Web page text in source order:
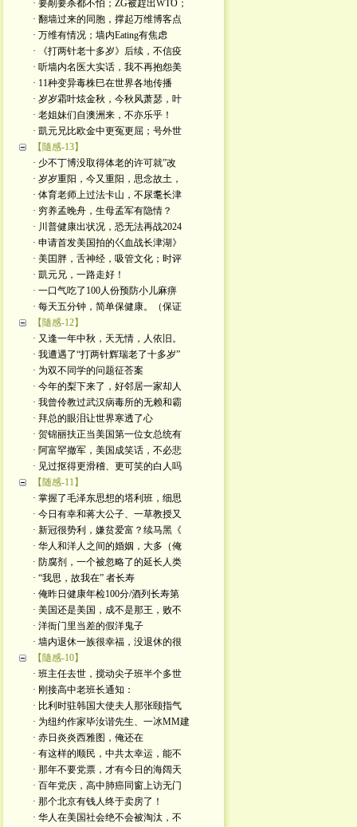
· 要剮要杀都不怕；ZG被趕出WTO；
· 翻墙过来的同胞，撑起万维博客点
· 万维有情况；墙内Eating有焦虑
· 《打两针老十多岁》后续，不信疫
· 听墙内名医大实话，我不再抱怨美
· 11种变异毒株巳在世界各地传播
· 岁岁霜叶炫金秋，今秋风萧瑟，叶
· 老姐妹们自澳洲来，不亦乐乎！
· 凱元兄比欧金中更冤更屈；号外世
【隨感-13】
· 少不丁博没取得体老的许可就”改
· 岁岁重阳，今又重阳，思念故土，
· 体育老师上过法卡山，不尿耄长津
· 穷养孟晚舟，生母孟军有隐情？
· 川普健康出状况，恐无法再战2024
· 申请首发美国拍的巜血战长津湖》
· 美囯胖，舌神经，吸管文化；时评
· 凱元兄，一路走好！
· 一口气吃了100人份预防小儿麻痹
· 每天五分钟，简单保健康。（保证
【隨感-12】
· 又逢一年中秋，天无情，人依旧。
· 我遭遇了“打两针辉瑞老了十多岁”
· 为双不同学的问题征荅案
· 今年的梨下来了，好邻居一家却人
· 我曾伶教过武汉病毒所的无赖和霸
· 拜总的眼泪让世界寒透了心
· 贺锦丽扶正当美国第一位女总统有
· 阿富罕撤军，美国成笑话，不必悲
· 见过抠得更滑稽、更可笑的白人吗
【随感-11】
· 掌握了毛泽东思想的塔利班，细思
· 今日有幸和蒋大公子、一草教授又
· 新冠很势利，嫌贫爱富？续马黑《
· 华人和洋人之间的婚姻，大多（俺
· 防腐剂，一个被忽略了的延长人类
· “我思，故我在” 者长寿
· 俺昨日健康年检100分/酒列长寿第
· 美国还是美国，成不是那王，败不
· 洋衙门里当差的假洋鬼子
· 墙内退休一族很幸福，没退休的很
【隨感-10】
· 班主任去世，搅动尖子班半个多世
· 刚接高中老班长通知：
· 比利时驻韩国大使夫人那张颐指气
· 为纽约作家毕汝谐先生、一冰MM建
· 赤日炎炎西雅图，俺还在
· 有这样的顺民，中共太幸运，能不
· 那年不要党票，才有今日的海阔天
· 百年党庆，高中肺癌同窗上访无门
· 那个北京有钱人终于卖房了！
· 华人在美国社会绝不会被淘汰，不